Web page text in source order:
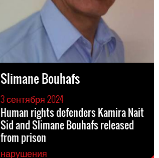
Slimane Bouhafs
3 сентября 2024
Human rights defenders Kamira Nait
Sid and Slimane Bouhafs released
from prison
нарушения